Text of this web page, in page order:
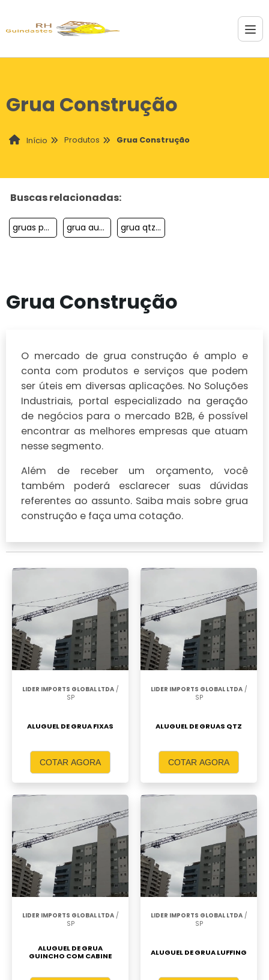
Grua Construção
Início Produtos Grua Construção
Buscas relacionadas:
gruas para obras de grande porte grua automontante preço grua qtz para aumentar produtividade
Grua Construção
O mercado de grua construção é amplo e
conta com produtos e serviços que podem
ser úteis em diversas aplicações. No Soluções
Industriais, portal especializado na geração
de negócios para o mercado B2B, é possível
encontrar as melhores empresas que atuam
nesse segmento.
Além de receber um orçamento, você
também poderá esclarecer suas dúvidas
referentes ao assunto. Saiba mais sobre grua
construção e faça uma cotação.
LIDER IMPORTS GLOBAL LTDA/
SP
ALUGUEL DE GRUA FIXAS
COTAR AGORA
LIDER IMPORTS GLOBAL LTDA/
SP
ALUGUEL DE GRUAS QTZ
COTAR AGORA
LIDER IMPORTS GLOBAL LTDA/
SP
ALUGUEL DE GRUA
GUINCHO COM CABINE
LIDER IMPORTS GLOBAL LTDA/
SP
ALUGUEL DE GRUA LUFFING